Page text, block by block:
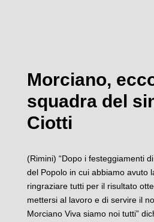
Morciano,
squadra del
Ciotti
(Rimini) “Dopo i festeggiamenti
del Popolo in cui abbiamo avuto
ringraziare tutti per il risultato
mettersi al lavoro e di servire il
Morciano Viva siamo noi tutti”